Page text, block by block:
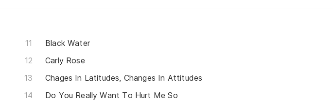
Black Water
Carly Rose
Chages In Latitudes, Changes In Attitudes
Do You Really Want To Hurt Me So